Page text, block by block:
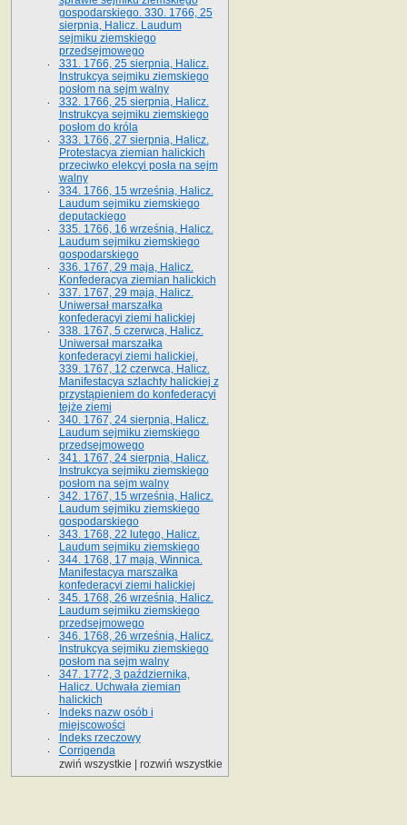
gospodarskiego. 330. 1766, 25
sierpnia, Halicz. Laudum
sejmiku ziemskiego
przedsejmowego
331. 1766, 25 sierpnia, Halicz.
Instrukcya sejmiku ziemskiego
posłom na sejm walny
332. 1766, 25 sierpnia, Halicz.
Instrukcya sejmiku ziemskiego
posłom do króla
333. 1766, 27 sierpnia, Halicz.
Protestacya ziemian halickich
przeciwko elekcyi posła na sejm
walny
334. 1766, 15 września, Halicz.
Laudum sejmiku ziemskiego
deputackiego
335. 1766, 16 września, Halicz.
Laudum sejmiku ziemskiego
gospodarskiego
336. 1767, 29 maja, Halicz.
Konfederacya ziemian halickich
337. 1767, 29 maja, Halicz.
Uniwersał marszałka
konfederacyi ziemi halickiej
338. 1767, 5 czerwca, Halicz.
Uniwersał marszałka
konfederacyi ziemi halickiej.
339. 1767, 12 czerwca, Halicz.
Manifestacya szlachty halickiej z
przystąpieniem do konfederacyi
tejże ziemi
340. 1767, 24 sierpnia, Halicz.
Laudum sejmiku ziemskiego
przedsejmowego
341. 1767, 24 sierpnia, Halicz.
Instrukcya sejmiku ziemskiego
posłom na sejm walny
342. 1767, 15 września, Halicz.
Laudum sejmiku ziemskiego
gospodarskiego
343. 1768, 22 lutego, Halicz.
Laudum sejmiku ziemskiego
344. 1768, 17 maja, Winnica.
Manifestacya marszałka
konfederacyi ziemi halickiej
345. 1768, 26 września, Halicz.
Laudum sejmiku ziemskiego
przedsejmowego
346. 1768, 26 września, Halicz.
Instrukcya sejmiku ziemskiego
posłom na sejm walny
347. 1772, 3 października,
Halicz. Uchwała ziemian
halickich
Indeks nazw osób i
miejscowości
Indeks rzeczowy
Corrigenda
zwiń wszystkie
rozwiń wszystkie